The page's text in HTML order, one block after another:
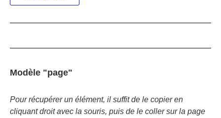
Modèle "page"
Pour récupérer un élément, il suffit de le copier en
cliquant droit avec la souris, puis de le coller sur la page